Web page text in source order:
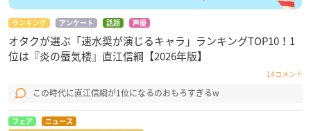
ランキング アンケート 話題 声優
オタクが選ぶ「速水奨が演じるキャラ」ランキングTOP10！1
位は『炎の蜃気楼』直江信綱【2026年版】
14コメント
この時代に直江信綱が1位になるのおもろすぎるw
フェア ニュース